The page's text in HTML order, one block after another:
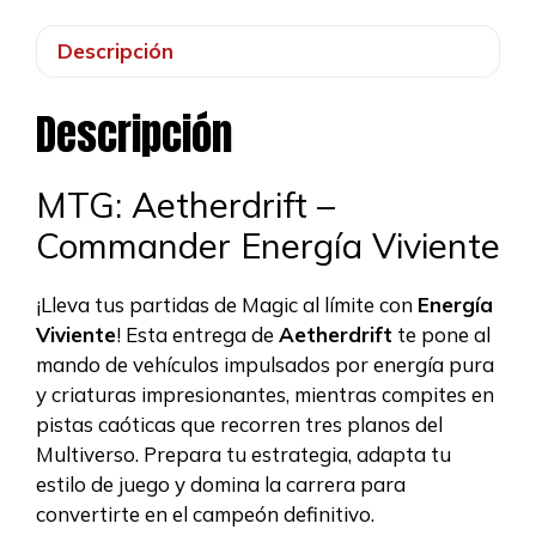
Descripción
Descripción
MTG: Aetherdrift –
Commander Energía Viviente
¡Lleva tus partidas de Magic al límite con Energía
Viviente! Esta entrega de Aetherdrift te pone al
mando de vehículos impulsados por energía pura
y criaturas impresionantes, mientras compites en
pistas caóticas que recorren tres planos del
Multiverso. Prepara tu estrategia, adapta tu
estilo de juego y domina la carrera para
convertirte en el campeón definitivo.